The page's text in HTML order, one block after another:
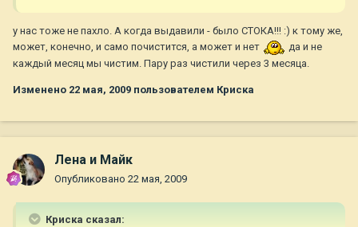
у нас тоже не пахло. А когда выдавили - было СТОКА!!! :) к тому же,
может, конечно, и само почистится, а может и нет
да и не
каждый месяц мы чистим. Пару раз чистили через 3 месяца.
Изменено 22 мая, 2009 пользователем Криска
Лена и Майк
Опубликовано 22 мая, 2009
Криска сказал: